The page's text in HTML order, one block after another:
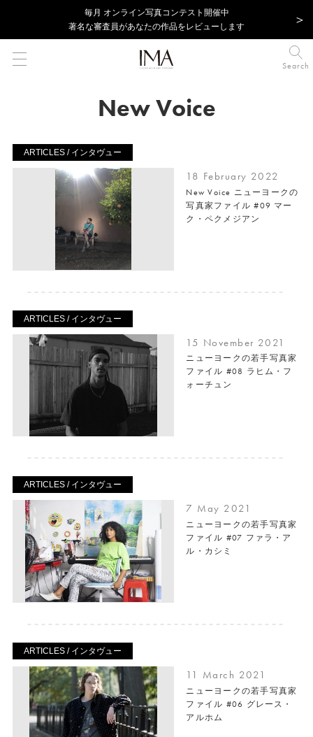
毎⽉ オンライン写真コンテスト開催中
著名な審査員があなたの作品をレビューします
Search
New Voice
ARTICLES / インタヴュー
18 February 2022
New Voice ニューヨークの
写真家ファイル #09 マー
ク・ペクメジアン
ARTICLES / インタヴュー
15 November 2021
ニューヨークの若手写真家
ファイル #08 ラヒム・フ
ォーチュン
ARTICLES / インタヴュー
7 May 2021
ニューヨークの若手写真家
ファイル #07 ファラ・ア
ル・カシミ
ARTICLES / インタヴュー
11 March 2021
ニューヨークの若手写真家
ファイル #06 グレース・
アルホム